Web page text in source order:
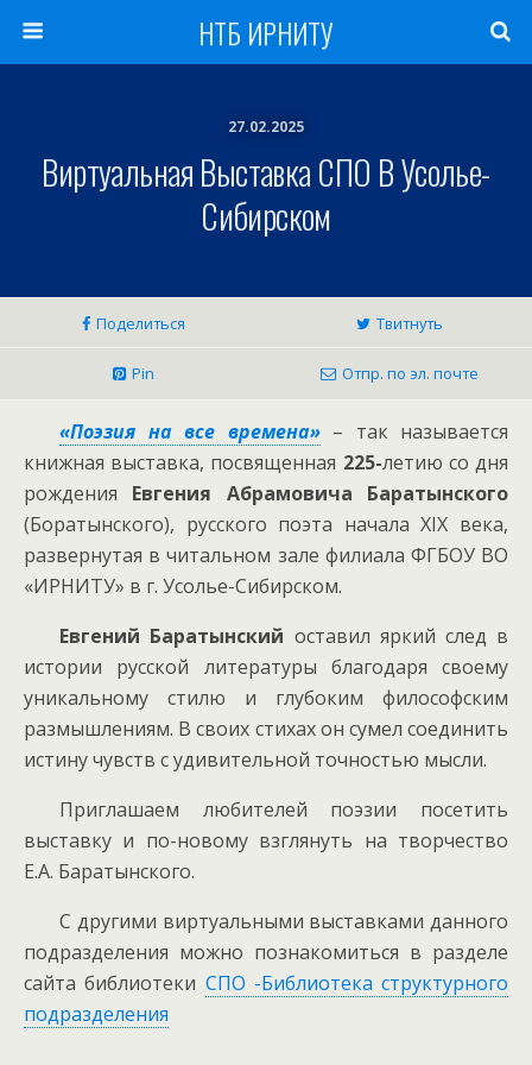
НТБ ИРНИТУ
27.02.2025
Виртуальная Выставка СПО В Усолье-
Сибирском
Поделиться Твитнуть
Pin Отпр. по эл. почте
«Поэзия на все времена» – так называется
книжная выставка, посвященная 225-летию со дня
рождения Евгения Абрамовича Баратынского
(Боратынского), русского поэта начала XIX века,
развернутая в читальном зале филиала ФГБОУ ВО
«ИРНИТУ» в г. Усолье-Сибирском.
Евгений Баратынский оставил яркий след в
истории русской литературы благодаря своему
уникальному стилю и глубоким философским
размышлениям. В своих стихах он сумел соединить
истину чувств с удивительной точностью мысли.
Приглашаем любителей поэзии посетить
выставку и по-новому взглянуть на творчество
Е.А. Баратынского.
С другими виртуальными выставками данного
подразделения можно познакомиться в разделе
сайта библиотеки СПО -Библиотека структурного
подразделения